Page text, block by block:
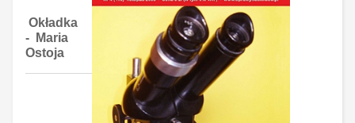
Okładka
-
Maria
Ostoja